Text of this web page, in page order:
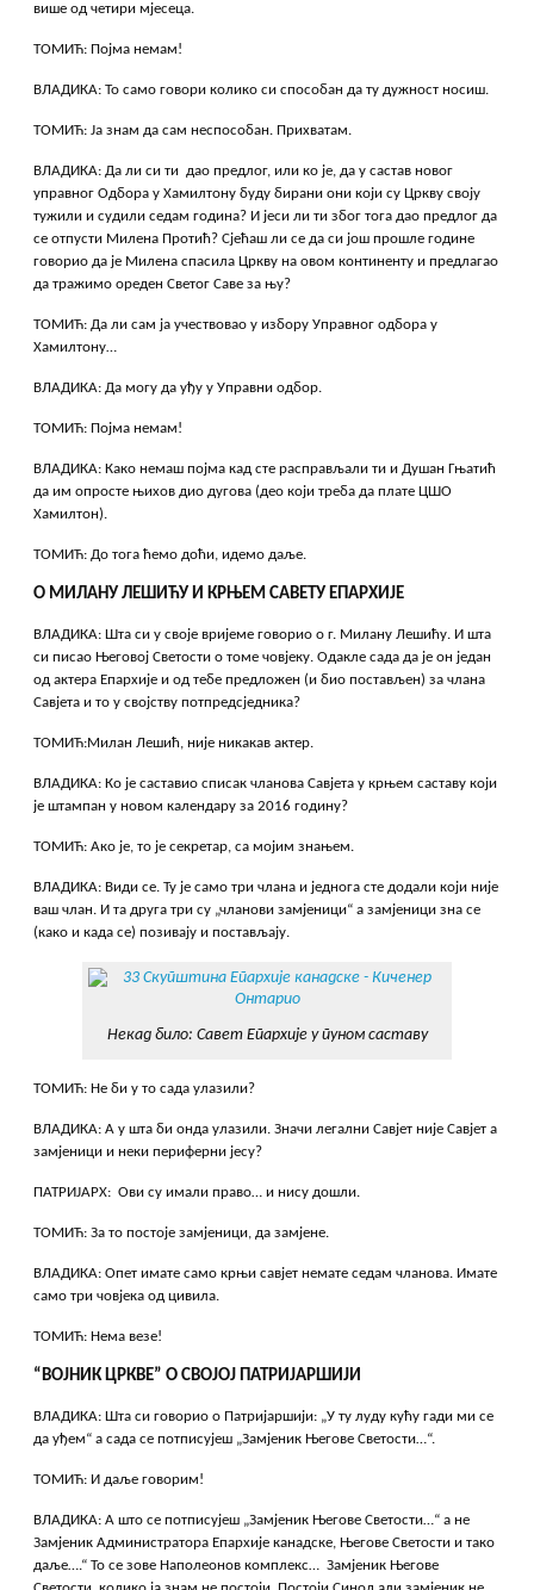
више од четири мјесеца.
ТОМИЋ: Појма немам!
ВЛАДИКА: То само говори колико си способан да ту дужност носиш.
ТОМИЋ: Ја знам да сам неспособан. Прихватам.
ВЛАДИКА: Да ли си ти дао предлог, или ко је, да у састав новог
управног Одбора у Хамилтону буду бирани они који су Цркву своју
тужили и судили седам година? И јеси ли ти због тога дао предлог да
се отпусти Милена Протић? Сјећаш ли се да си још прошле године
говорио да је Милена спасила Цркву на овом континенту и предлагао
да тражимо ореден Светог Саве за њу?
ТОМИЋ: Да ли сам ја учествовао у избору Управног одбора у
Хамилтону…
ВЛАДИКА: Да могу да уђу у Управни одбор.
ТОМИЋ: Појма немам!
ВЛАДИКА: Како немаш појма кад сте расправљали ти и Душан Гњатић
да им опросте њихов дио дугова (део који треба да плате ЦШО
Хамилтон).
ТОМИЋ: До тога ћемо доћи, идемо даље.
О МИЛАНУ ЛЕШИЋУ И КРЊЕМ САВЕТУ ЕПАРХИЈЕ
ВЛАДИКА: Шта си у своје вријеме говорио о г. Милану Лешићу. И шта
си писао Његовој Светости о томе човјеку. Одакле сада да је он један
од актера Епархије и од тебе предложен (и био постављен) за члана
Савјета и то у својству потпредсједника?
ТОМИЋ:Милан Лешић, није никакав актер.
ВЛАДИКА: Ко је саставио списак чланова Савјета у крњем саставу који
је штампан у новом календару за 2016 годину?
ТОМИЋ: Ако је, то је секретар, са мојим знањем.
ВЛАДИКА: Види се. Ту је само три члана и једнога сте додали који није
ваш члан. И та друга три су „чланови замјеници“ а замјеници зна се
(како и када се) позивају и постављају.
Некад било: Савет Епархије у пуном саставу
ТОМИЋ: Не би у то сада улазили?
ВЛАДИКА: А у шта би онда улазили. Значи легални Савјет није Савјет а
замјеници и неки периферни јесу?
ПАТРИЈАРХ: Ови су имали право… и нису дошли.
ТОМИЋ: За то постоје замјеници, да замјене.
ВЛАДИКА: Опет имате само крњи савјет немате седам чланова. Имате
само три човјека од цивила.
ТОМИЋ: Нема везе!
“ВОЈНИК ЦРКВЕ” О СВОЈОЈ ПАТРИЈАРШИЈИ
ВЛАДИКА: Шта си говорио о Патријаршији: „У ту луду кућу гади ми се
да уђем“ а сада се потписујеш „Замјеник Његове Светости…“.
ТОМИЋ: И даље говорим!
ВЛАДИКА: А што се потписујеш „Замјеник Његове Светости…“ а не
Замјеник Администратора Епархије канадске, Његове Светости и тако
даље….“ То се зове Наполеонов комплекс… Замјеник Његове